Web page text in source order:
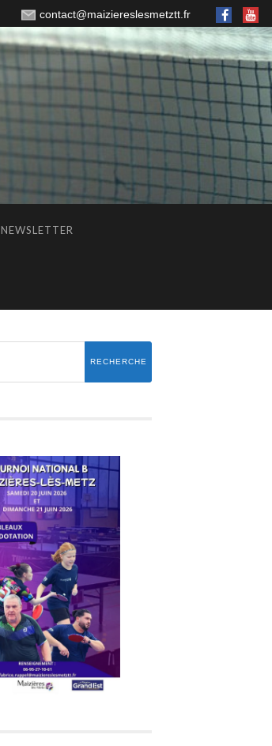
contact@maiziereslesmetztt.fr
NEWSLETTER